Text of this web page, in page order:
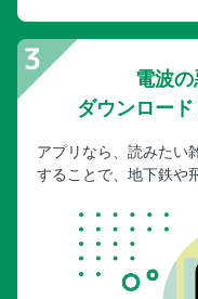
電波の
ダウンロー
アプリなら、読みたい
することで、地下鉄や